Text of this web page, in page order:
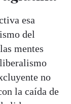
esa
del
mentes
no
la caída de